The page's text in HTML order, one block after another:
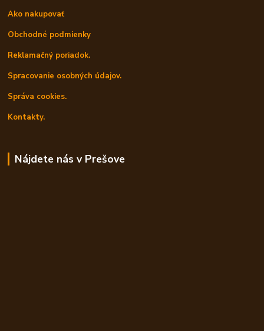
Ako nakupovať
Obchodné podmienky
Reklamačný poriadok.
Spracovanie osobných údajov.
Správa cookies.
Kontakty.
Nájdete nás v Prešove